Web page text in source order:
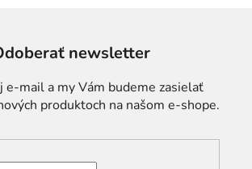
newsletter
e-mail a my Vám budeme zasielať
produktoch na našom e-shope.